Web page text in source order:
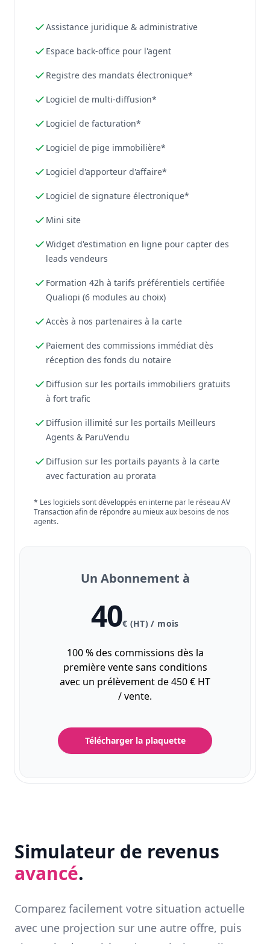
Assistance juridique & administrative
Espace back-office pour l'agent
Registre des mandats électronique*
Logiciel de multi-diffusion*
Logiciel de facturation*
Logiciel de pige immobilière*
Logiciel d'apporteur d'affaire*
Logiciel de signature électronique*
Mini site
Widget d'estimation en ligne pour capter des
leads vendeurs
Formation 42h à tarifs préférentiels certifiée
Qualiopi (6 modules au choix)
Accès à nos partenaires à la carte
Paiement des commissions immédiat dès
réception des fonds du notaire
Diffusion sur les portails immobiliers gratuits
à fort trafic
Diffusion illimité sur les portails Meilleurs
Agents & ParuVendu
Diffusion sur les portails payants à la carte
avec facturation au prorata
* Les logiciels sont développés en interne par le réseau AV
Transaction afin de répondre au mieux aux besoins de nos
agents.
Un Abonnement à
40€ (HT) / mois
100 % des commissions dès la
première vente sans conditions
avec un prélèvement de 450 € HT
/ vente.
Télécharger la plaquette
Simulateur de revenus
avancé.
Comparez facilement votre situation actuelle
avec une projection sur une autre offre, puis